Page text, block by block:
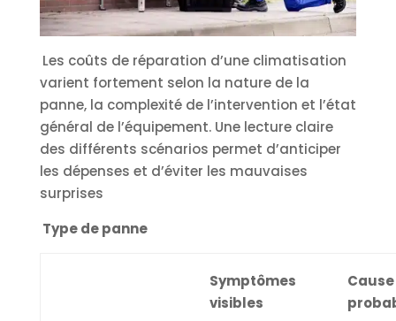
Les coûts de réparation d’une climatisation
varient fortement selon la nature de la
panne, la complexité de l’intervention et l’état
général de l’équipement. Une lecture claire
des différents scénarios permet d’anticiper
les dépenses et d’éviter les mauvaises
surprises
Type de panne
Symptômes
visibles
Cause